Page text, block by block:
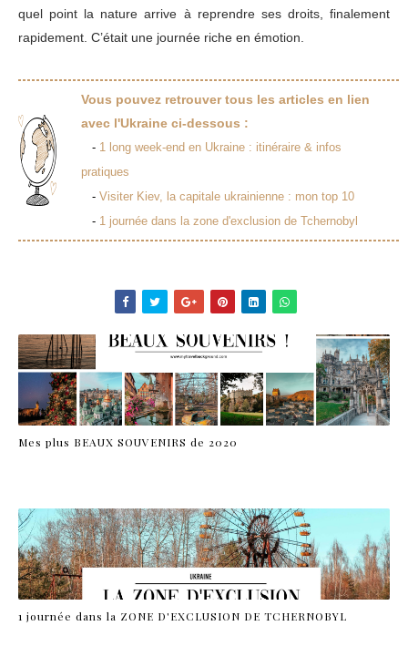
quel point la nature arrive à reprendre ses droits, finalement
rapidement. C’était une journée riche en émotion.
Vous pouvez retrouver tous les articles en lien
avec l'Ukraine ci-dessous :
- 1 long week-end en Ukraine : itinéraire & infos
pratiques
- Visiter Kiev, la capitale ukrainienne : mon top 10
- 1 journée dans la zone d'exclusion de Tchernobyl
Mes plus BEAUX SOUVENIRS de 2020
1 journée dans la ZONE D'EXCLUSION DE TCHERNOBYL